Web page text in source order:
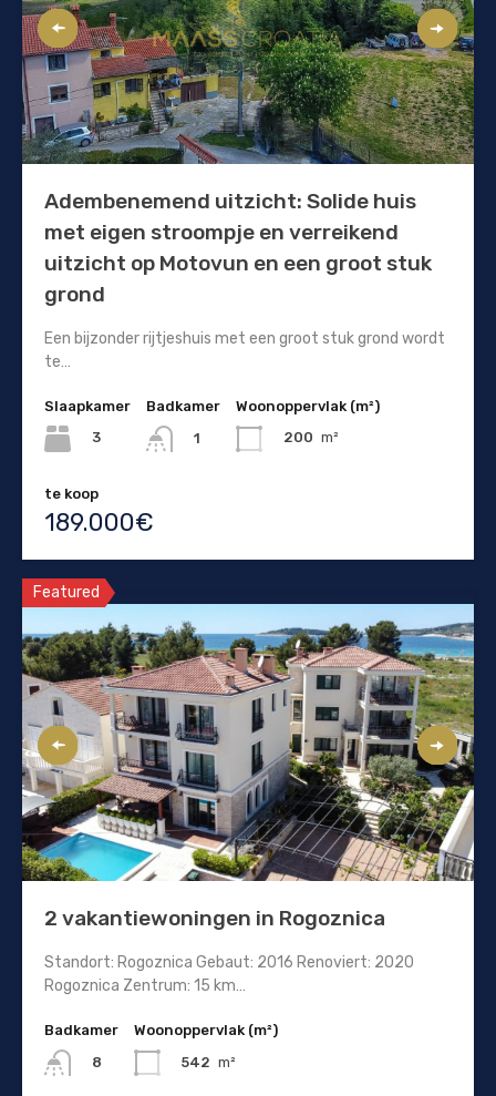
Adembenemend uitzicht: Solide huis
met eigen stroompje en verreikend
uitzicht op Motovun en een groot stuk
grond
Een bijzonder rijtjeshuis met een groot stuk grond wordt
te…
Slaapkamer
3
Badkamer
1
Woonoppervlak (m²)
200 m²
te koop
189.000€
Featured
2 vakantiewoningen in Rogoznica
Standort: Rogoznica Gebaut: 2016 Renoviert: 2020
Rogoznica Zentrum: 15 km…
Badkamer
8
Woonoppervlak (m²)
542 m²